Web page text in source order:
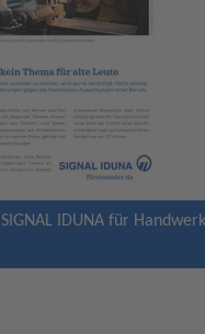
IDUNA für